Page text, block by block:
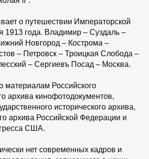
о путешествии Императорской
1913 года. Владимир – Суздаль –
Новгород – Кострома –
– Петровск – Троицкая Слобода –
– Сергиевъ Посад – Москва.
материалам Российского
архива кинофотодокументов,
исторического архива,
архива Российской Федерации и
США.
нет современных кадров и